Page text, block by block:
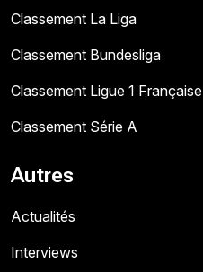
Classement La Liga
Classement Bundesliga
Classement Ligue 1 Française
Classement Série A
Autres
Actualités
Interviews